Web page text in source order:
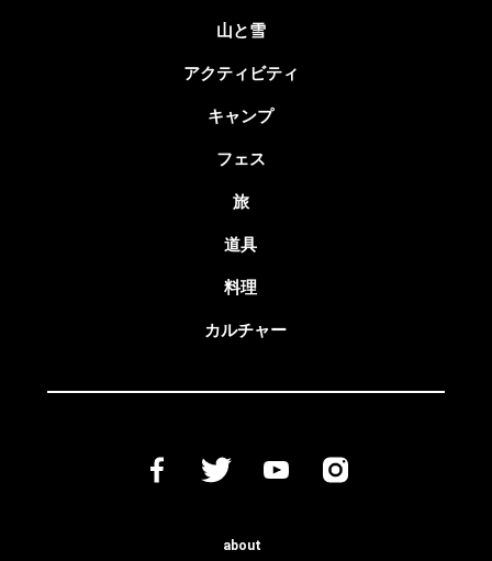
山と雪
アクティビティ
キャンプ
フェス
旅
道具
料理
カルチャー
about